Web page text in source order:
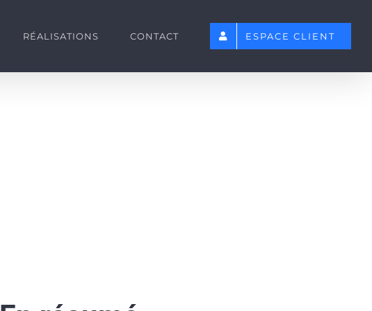
RÉALISATIONS CONTACT ESPACE CLIENT